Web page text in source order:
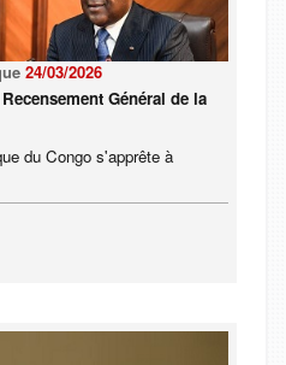
24/03/2026
Général de la
du Congo s'apprête à